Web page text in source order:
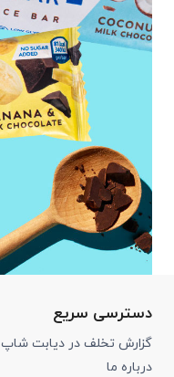
دسترسی سریع
گزارش تخلف در دیابت شاپ
درباره ما